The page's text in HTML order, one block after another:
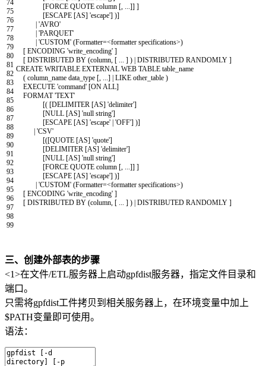
74
75
76
77
78
79
80
81
82
83
84
85
86
87
88
89
90
91
92
93
94
95
96
97
98
99
[FORCE QUOTE column [ ]] ]
[ESCAPE [AS] 'escape'] )]
| 'AVRO'
| 'PARQUET'
| 'CUSTOM' (Formatter=<formatter specifications>)
[ ENCODING 'write_encoding' ]
[ DISTRIBUTED BY (column [ ] ) | DISTRIBUTED RANDOMLY ]
CREATE WRITABLE EXTERNAL WEB TABLE table_name
( column_name data type [ ] | LIKE other table )
EXECUTE 'command' [ON ALL]
FORMAT 'TEXT'
[( [DELIMITER [AS] 'delimiter']
[NULL [AS] 'null string']
[ESCAPE [AS] 'escape' | 'OFF'] )]
| 'CSV'
[([QUOTE [AS] 'quote']
[DELIMITER [AS] 'delimiter']
[NULL [AS] 'null string']
[FORCE QUOTE column [ ]] ]
[ESCAPE [AS] 'escape'] )]
| 'CUSTOM' (Formatter=<formatter specifications>)
[ ENCODING 'write_encoding' ]
[ DISTRIBUTED BY (column [ ] ) | DISTRIBUTED RANDOMLY ]
三、创建外部表的步骤
<1>在文件/ETL服务器上启动gpfdist服务器，指定文件目录和
端口。
只需将gpfdist工件拷贝到相关服务器上，在环境变量中加上
$PATH变量即可使用。
语法：